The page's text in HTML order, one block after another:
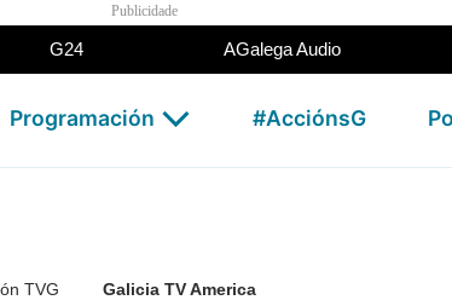
Publicidade
G24 AGalega Audio
Programación #AcciónsG
TVG Galicia TV America